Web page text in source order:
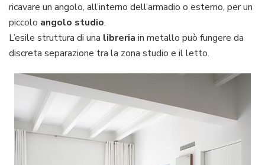
ricavare un angolo, all’interno dell’armadio o esterno, per un
piccolo angolo studio.
L’esile struttura di una libreria in metallo può fungere da
discreta separazione tra la zona studio e il letto.